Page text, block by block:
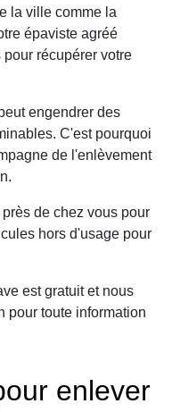
la ville comme la
épaviste agréé
récupérer votre
engendrer des
C'est pourquoi
de l'enlèvement
de chez vous pour
hors d'usage pour
est gratuit et nous
pour toute information
enlever